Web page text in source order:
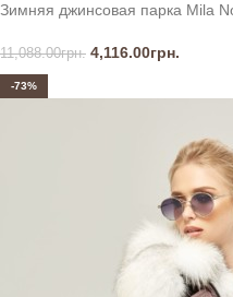
Зимняя джинсовая парка Mila
11,088.00грн. 4,116.00грн.
-73%